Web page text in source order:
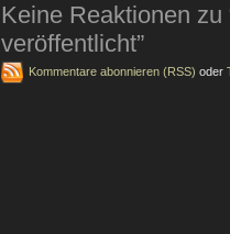
Keine Reaktionen
veröffentlicht”
Kommentare abonnieren (RSS) oder